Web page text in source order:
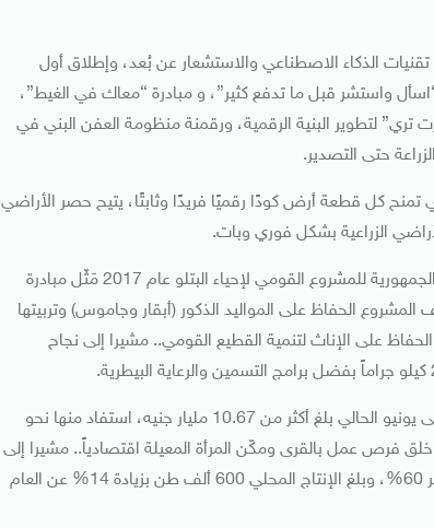
الذكاء الاصطناعي والاستشعار عن بُعد، وإطلاق أول
“اسأل واستشر قبل ما تدفع كثير”، و مبادرة “معاك في الغيط”،
لتطوير البنية الرقمية، ورقمنة منظومة العفن البني في
تمنح كل قطعة أرض كودًا رقميًا فريدًا وثابتًا، يتيح حصر الأراضي
الزراعية بشكل فوري وبات.
وفي ملف تنمية الثروة الحيوانية والداجنة، أوضح الوزير أن إطلاق رئيس الجمهورية للمشروع القومي لإحياء البتلو عام 2017 مَثّل مبادرة
المشروع الحفاظ على المواليد الذكور (أبقار وجاموس) وتربيتها
صغيرة، مع الحفاظ على الإناث لتنمية القطيع القومي.. مشيرا إلى نجاح
وأشار وزير الزراعة إلى أن إجمالي التمويلات الميسرة الموجهة للمشروع حتى يونيو الحالي بلغ أكثر من 10.67 مليار جنيه، استفاد منها نحو
على 530 ألف رأس ماشية، مما خلق فرص عمل بالقرى ومكّن المرأة المعيلة اقتصادياً.. مشيرا إلى
أنه نتيجة لذلك، تجاوزت نسبة الاكتفاء الذاتي من اللحوم الحمراء في مصر 60%، وبلغ الإنتاج المحلي 600 ألف طن بزيادة 14% عن العام